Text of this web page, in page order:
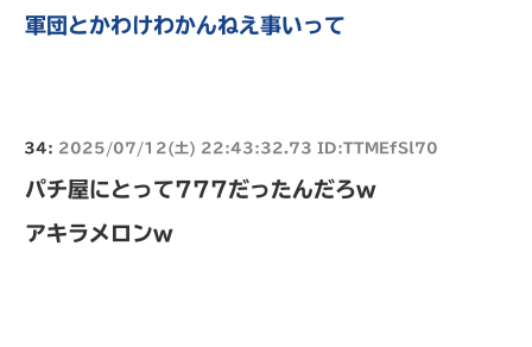
軍団とかわけわかんねえ事いって
34: 2025/07/12(土) 22:43:32.73 ID:TTMEfSl70
パチ屋にとって777だったんだろw
アキラメロンw